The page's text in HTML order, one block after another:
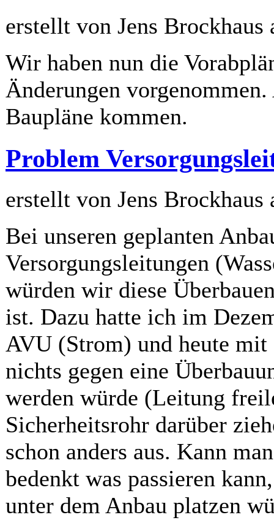
erstellt von Jens Brockhaus
Wir haben nun die
Änderungen
Baupläne kommen.
Problem
erstellt von Jens Brockhaus
Bei unseren geplanten
Versorgungsleitungen
würden wir diese
ist. Dazu hatte ich im
AVU (Strom) und heute mit
nichts gegen eine
werden würde (Leitung
Sicherheitsrohr darüber
schon anders aus. Kann
bedenkt was passieren
unter dem Anbau platzen